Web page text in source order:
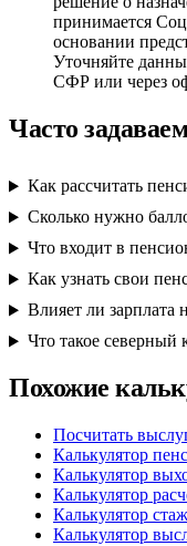
принимается
основании
Уточняйте
СФР или через
Часто
Как рассчитать
Сколько нужно
Что входит в
Как узнать свои
Влияет ли зарплата
Что такое северный
Похожие
Посчитать
Калькулятор
Калькулятор
Калькулятор
Калькулятор
Калькулятор